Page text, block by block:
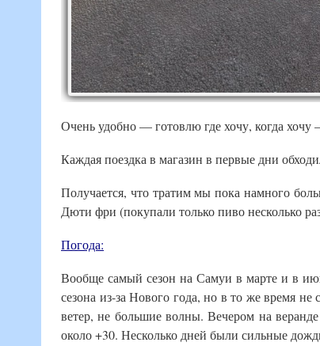
Очень удобно — готовлю где хочу, когда
Каждая поездка в магазин в первые дни
Получается, что тратим мы пока намного
Дюти фри (покупали только пиво несколько
Погода:
Вообще самый сезон на Самуи в марте и в
сезона из-за Нового года, но в то же время
ветер, не большие волны. Вечером на
около +30. Несколько дней были сильные